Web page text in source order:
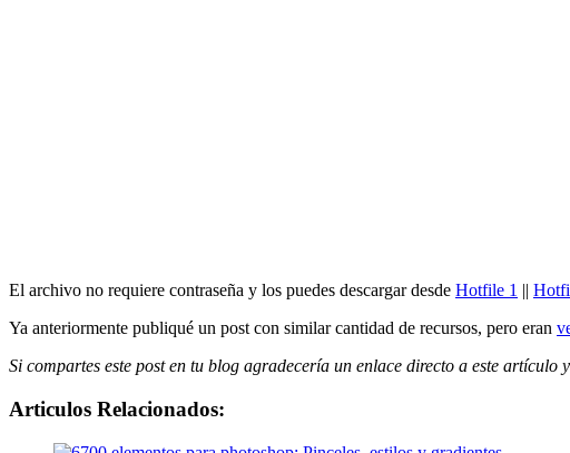
El archivo no requiere contraseña y los puedes descargar desde Hotfile 1 ||
Ya anteriormente publiqué un post con similar cantidad de recursos, pero eran
Si compartes este post en tu blog agradecería un enlace directo a este artículo
Articulos Relacionados: